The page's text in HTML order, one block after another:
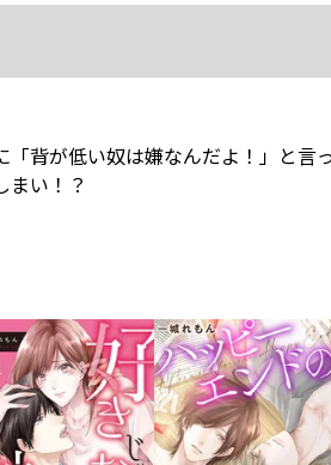
背が低い奴は嫌なんだよ！」と言
い――！？